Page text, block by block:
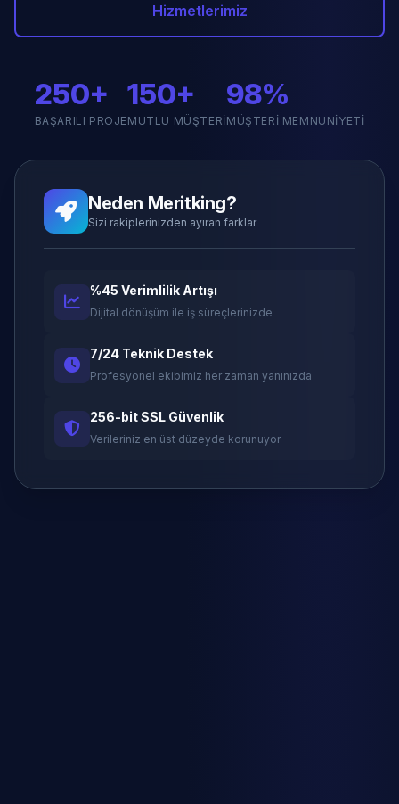
Hizmetlerimiz
250+
BAŞARILI PROJE
150+
MUTLU MÜŞTERI
98%
MÜŞTERI MEMNUNIYETI
Neden Meritking?
Sizi rakiplerinizden ayıran farklar
%45 Verimlilik Artışı
Dijital dönüşüm ile iş süreçlerinizde
7/24 Teknik Destek
Profesyonel ekibimiz her zaman yanınızda
256-bit SSL Güvenlik
Verileriniz en üst düzeyde korunuyor